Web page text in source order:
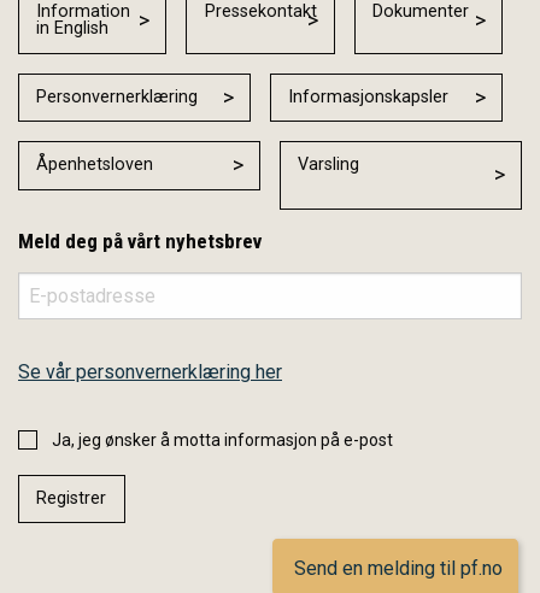
Information
in English
Pressekontakt Dokumenter
Personvernerklæring Informasjonskapsler
Åpenhetsloven Varsling
Meld deg på vårt nyhetsbrev
Se vår personvernerklæring her
Ja, jeg ønsker å motta informasjon på e-post
Send en melding til pf.no